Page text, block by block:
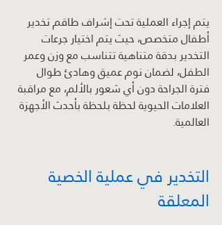
يتم إجراء العملية تحت إشراف طاقم تخدير
أطفال متخصص، حيث يتم اختيار جرعات
التخدير بدقة متناهية تتناسب مع وزن وعمر
الطفل، لضمان نوم عميق وهادئ طوال
فترة الجراحة دون أي شعور بالألم، مع مراقبة
العلامات الحيوية لحظة بلحظة بأحدث الأجهزة
العالمية.
التخدير في عملية الخصية
المعلقة